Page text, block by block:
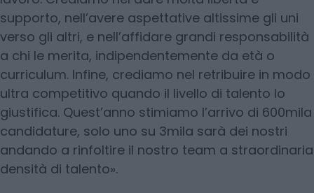
supporto, nell’avere aspettative altissime gli uni
verso gli altri, e nell’affidare grandi responsabilità
a chi le merita, indipendentemente da età o
curriculum. Infine, crediamo nel retribuire in modo
ultra competitivo quando il livello di talento lo
giustifica. Quest’anno stimiamo l’arrivo di 600mila
candidature, solo uno su 3mila sarà dei nostri
andando a rinfoltire il nostro team a straordinaria
densità di talento».